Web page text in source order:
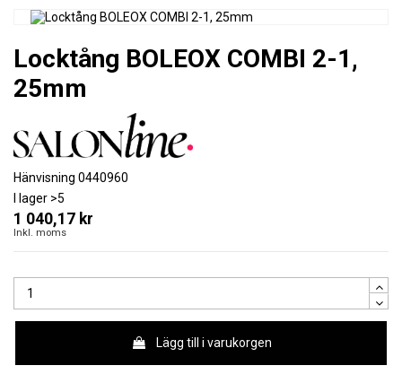
Locktång BOLEOX COMBI 2-1,
25mm
Hänvisning 0440960
I lager >5
1 040,17 kr
Inkl. moms
Lägg till i varukorgen